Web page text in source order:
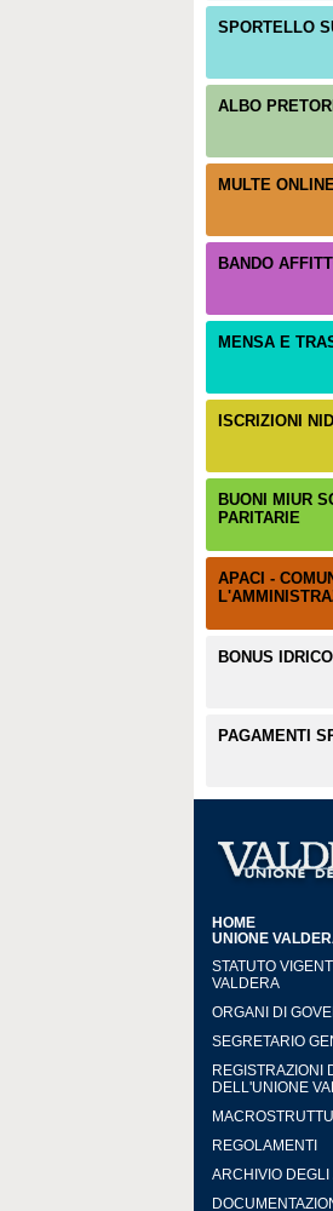
SPORTELLO
ALBO
MULTE
BANDO
MENSA E
ISCRIZIONI
BUONI MIUR
PARITARIE
APACI -
BONUS
PAGAMENTI
HOME
UNIONE
STATUTO
VALDERA
ORGANI DI
SEGRETARIO
REGISTRAZIONI
DELL'UNIONE
REGOLAMENTI
ARCHIVIO